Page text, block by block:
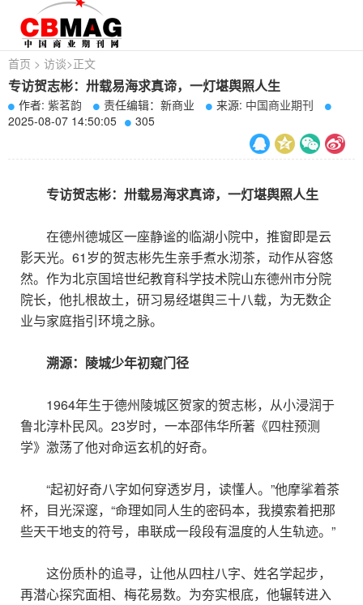
首页 > 访谈>正文
专访贺志彬：卅载易海求真谛，一灯堪舆照人生
作者: 紫茗韵 责任编辑：新商业 来源: 中国商业期刊
2025-08-07 14:50:05
305
专访贺志彬：卅载易海求真谛，一灯堪舆照人生
在德州德城区一座静谧的临湖小院中，推窗即是云
影天光。61岁的贺志彬先生亲手煮水沏茶，动作从容悠
然。作为北京国培世纪教育科学技术院山东德州市分院
院长，他扎根故土，研习易经堪舆三十八载，为无数企
业与家庭指引环境之脉。
溯源：陵城少年初窥门径
1964年生于德州陵城区贺家的贺志彬，从小浸润于
鲁北淳朴民风。23岁时，一本邵伟华所著《四柱预测
学》激荡了他对命运玄机的好奇。
“起初好奇八字如何穿透岁月，读懂人。”他摩挲着茶
杯，目光深邃，“命理如同人生的密码本，我摸索着把那
些天干地支的符号，串联成一段段有温度的人生轨迹。”
这份质朴的追寻，让他从四柱八字、姓名学起步，
再潜心探究面相、梅花易数。为夯实根底，他辗转进入